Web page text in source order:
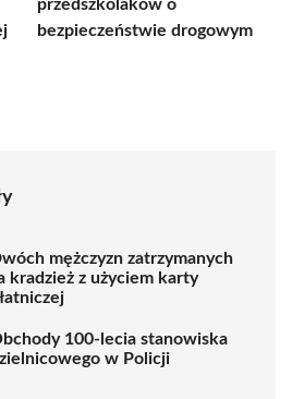
przedszkolaków o
bezpieczeństwie drogowym
mężczyzn zatrzymanych
kradzież z użyciem karty
100-lecia stanowiska
w Policji